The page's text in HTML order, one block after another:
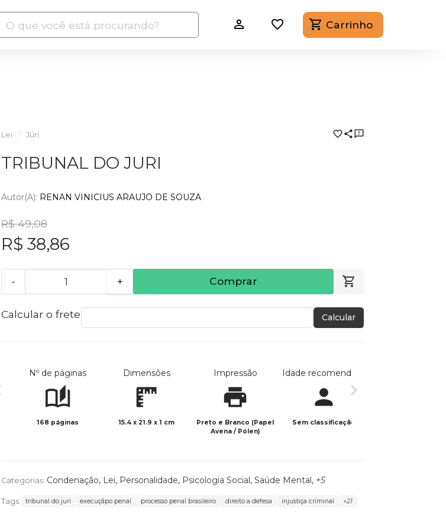
Carrinho
Lei Júri
TRIBUNAL DO JURI
Autor(a): RENAN VINICIUS ARAUJO DE SOUZA
R$ 49,08
R$ 38,86
- + Comprar
Calcular o frete Calcular
Nº de páginas
168 páginas
Dimensões
15.4 x 21.9 x 1 cm
Impressão
Preto e Branco (Papel
Avena / Pólen)
Idade recomendada
Sem classificação
Categorias: Condenação, Lei, Personalidade, Psicologia Social, Saúde Mental, +5
Tags: tribunal do juri execuçãpo penal processo penal brasileiro direito a defesa injustiça criminal +21